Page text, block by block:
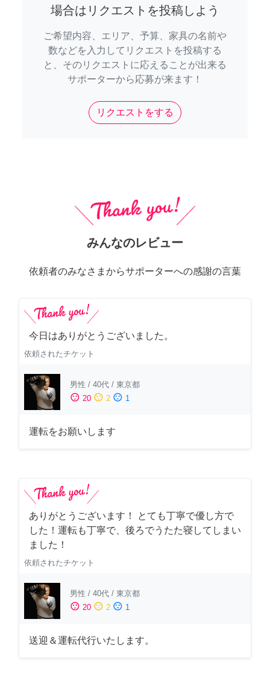
場合はリクエストを投稿しよう
ご希望内容、エリア、予算、家具の名前や
数などを入力してリクエストを投稿する
と、そのリクエストに応えることが出来る
サポーターから応募が来ます！
リクエストをする
みんなのレビュー
依頼者のみなさまからサポーターへの感謝の言葉
今日はありがとうございました。
依頼されたチケット
男性 / 40代 / 東京都
sentiment_satisfied 20 sentiment_neutral 2 sentiment_dissatisfied 1
運転をお願いします
ありがとうございます！ とても丁寧で優し方で
した！運転も丁寧で、後ろでうたた寝してしまい
ました！
依頼されたチケット
男性 / 40代 / 東京都
sentiment_satisfied 20 sentiment_neutral 2 sentiment_dissatisfied 1
送迎＆運転代行いたします。